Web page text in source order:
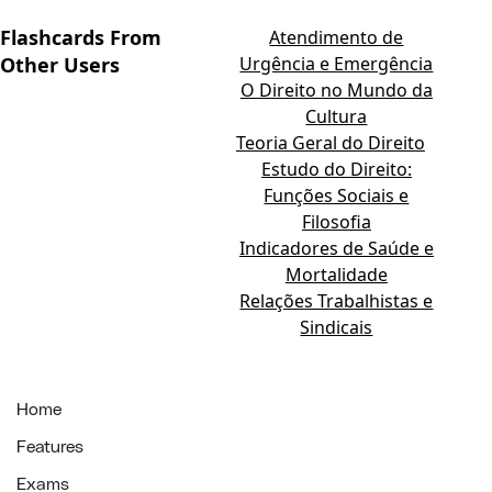
Flashcards From
Other Users
Atendimento de
Urgência e Emergência
O Direito no Mundo da
Cultura
Teoria Geral do Direito
Estudo do Direito:
Funções Sociais e
Filosofia
Indicadores de Saúde e
Mortalidade
Relações Trabalhistas e
Sindicais
Home
Features
Exams